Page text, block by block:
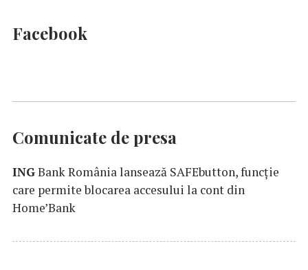
Facebook
Comunicate de presa
INGBank România lansează SAFEbutton, funcţie
care permite blocarea accesului la cont din
Home’Bank